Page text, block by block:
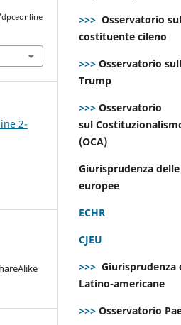
2-
>>> Osservatorio
costituente cileno
>>> Osservatorio
Trump
>>> Osservatorio
sul
(OCA)
Giurisprudenza
europee
ECHR
CJEU
>>> Giurisprudenza
Latino-americane
>>> Osservatorio